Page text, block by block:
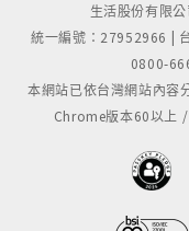
好奇東京文青是什
新閱讀──
近幾年的新型態書
誌特集化」的下標方
如：「星期一適合
生活股份有限
統一編號：27952966 |
0800-
本網站已依台灣網站內容
Chrome版本60以上